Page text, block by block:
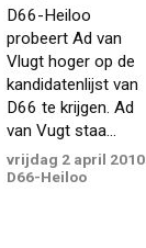
D66-Heiloo
probeert Ad van
Vlugt hoger op de
kandidatenlijst van
D66 te krijgen. Ad
van Vugt staa...
vrijdag 2 april 2010
D66-Heiloo